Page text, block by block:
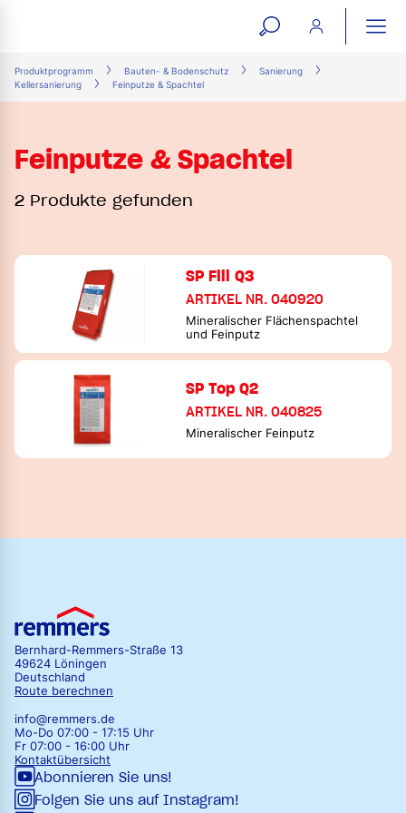
open
search
form
Produktprogramm Bauten- & Bodenschutz
Sanierung
Kellersanierung
Feinputze & Spachtel
Feinputze & Spachtel
2 Produkte gefunden
SP Fill Q3
ARTIKEL NR. 040920
Mineralischer Flächenspachtel
und Feinputz
SP Top Q2
ARTIKEL NR. 040825
Mineralischer Feinputz
Bernhard-Remmers-Straße 13
49624 Löningen
Deutschland
Route berechnen
info@remmers.de
Mo-Do 07:00 - 17:15 Uhr
Fr 07:00 - 16:00 Uhr
Kontaktübersicht
Abonnieren Sie uns!
Folgen Sie uns auf Instagram!